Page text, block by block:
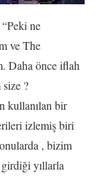
ne
ve The
Daha önce iflah
?
kullanılan bir
izlemiş biri
, bizim
yıllarla